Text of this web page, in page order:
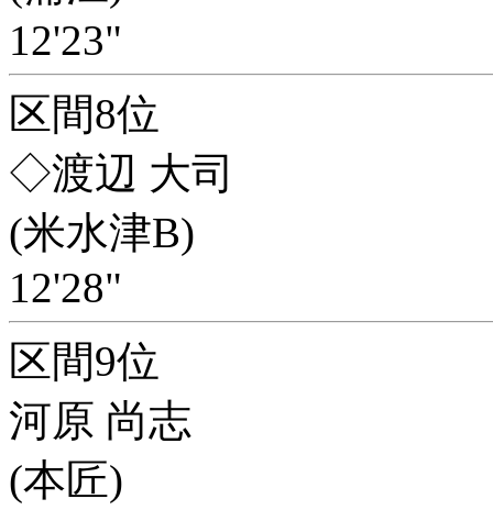
12'23"
区間8位
◇渡辺 大司
(米水津B)
12'28"
区間9位
河原 尚志
(本匠)